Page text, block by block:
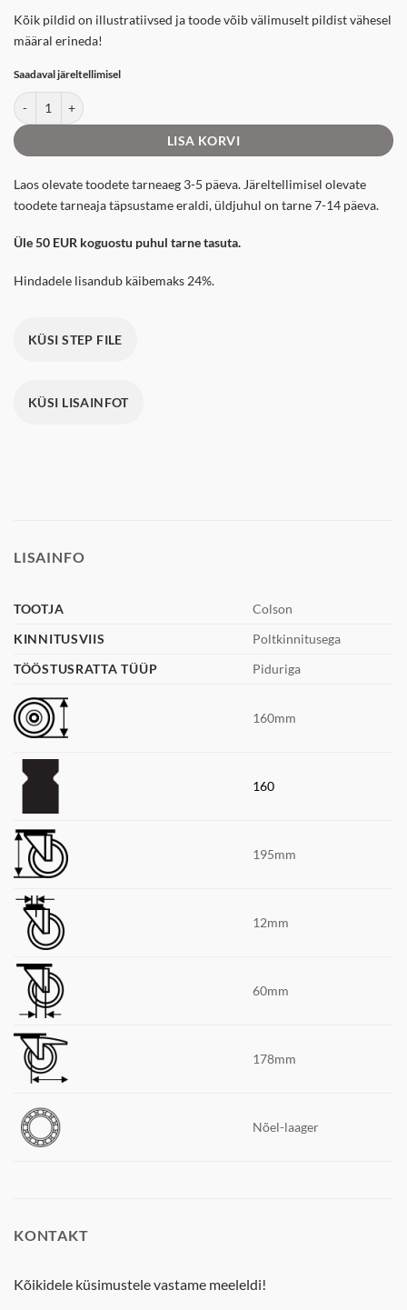
Kõik pildid on illustratiivsed ja toode võib välimuselt pildist vähesel
määral erineda!
Saadaval järeltellimisel
BPSM 1607 2000 kogus
LISA KORVI
Laos olevate toodete tarneaeg 3-5 päeva. Järeltellimisel olevate
toodete tarneaja täpsustame eraldi, üldjuhul on tarne 7-14 päeva.
Üle 50 EUR koguostu puhul tarne tasuta.
Hindadele lisandub käibemaks 24%.
KÜSI STEP FILE
KÜSI LISAINFOT
LISAINFO
TOOTJA
Colson
KINNITUSVIIS
Poltkinnitusega
TÖÖSTUSRATTA TÜÜP
Piduriga
160mm
160
195mm
12mm
60mm
178mm
Nõel-laager
KONTAKT
Kõikidele küsimustele vastame meeleldi!